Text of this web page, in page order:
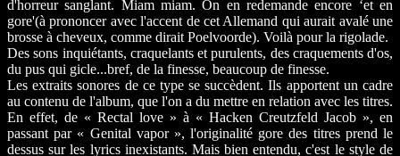
d'horreur sanglant. Miam miam. On en redemande encore ‘et en
gore'(à prononcer avec l'accent de cet Allemand qui aurait avalé une
brosse à cheveux, comme dirait Poelvoorde). Voilà pour la rigolade.
Des sons inquiétants, craquelants et purulents, des craquements d'os,
du pus qui gicle...bref, de la finesse, beaucoup de finesse.
Les extraits sonores de ce type se succèdent. Ils apportent un cadre
au contenu de l'album, que l'on a du mettre en relation avec les titres.
En effet, de « Rectal love » à « Hacken Creutzfeld Jacob », en
passant par « Genital vapor », l'originalité gore des titres prend le
dessus sur les lyrics inexistants. Mais bien entendu, c'est le style de